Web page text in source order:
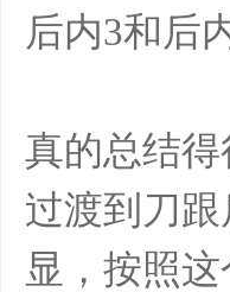
后内3和后
真的总结
过渡到刀
显，按照